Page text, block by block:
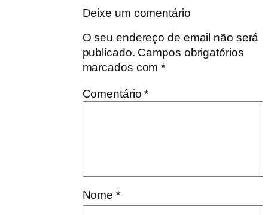
Deixe um comentário
O seu endereço de email não será
publicado. Campos obrigatórios
marcados com*
Comentário*
Nome*